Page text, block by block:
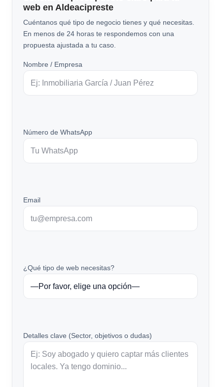
web en Aldeacipreste
Cuéntanos qué tipo de negocio tienes y qué necesitas.
En menos de 24 horas te respondemos con una
propuesta ajustada a tu caso.
Nombre / Empresa
Número de WhatsApp
Email
¿Qué tipo de web necesitas?
Detalles clave (Sector, objetivos o dudas)